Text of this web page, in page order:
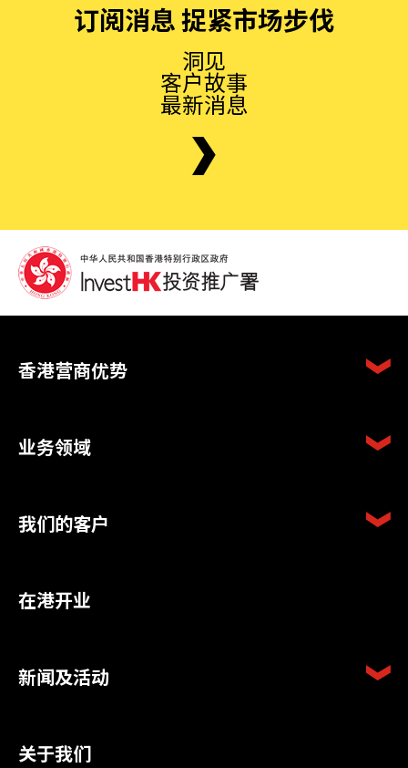
订阅消息 捉紧市场步伐
洞见
客户故事
最新消息
香港营商优势
业务领域
我们的客户
在港开业
新闻及活动
关于我们